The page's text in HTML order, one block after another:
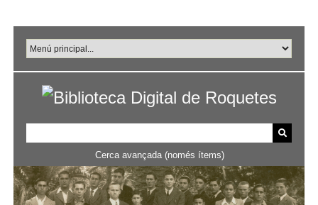
principal
Cerca avançada (només ítems)